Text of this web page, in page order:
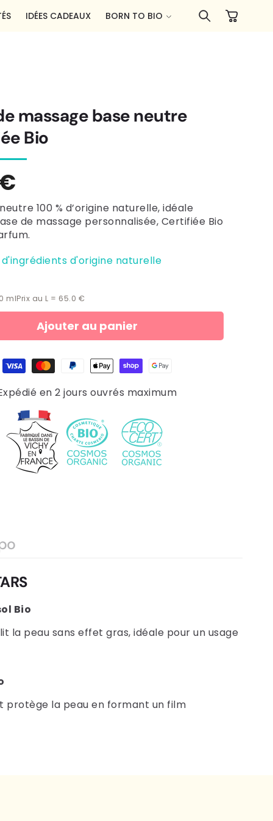
IDÉES CADEAUX BORN TO BIO Panier
massage base neutre
Bio
100 % d’origine naturelle, idéale
de massage personnalisée, Certifiée Bio
d'ingrédients d'origine naturelle
mlPrix au L = 65.0 €
Ajouter au panier
en 2 jours ouvrés maximum
Bio
la peau sans effet gras, idéale pour un usage
protège la peau en formant un film